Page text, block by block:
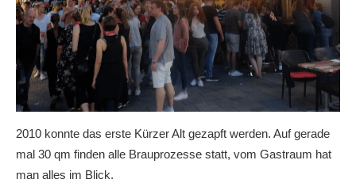
2010 konnte das erste Kürzer Alt gezapft werden. Auf gerade
mal 30 qm finden alle Brauprozesse statt, vom Gastraum hat
man alles im Blick.